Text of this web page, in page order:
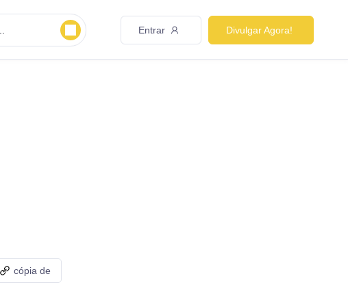
Entrar Divulgar Agora!
cópia de